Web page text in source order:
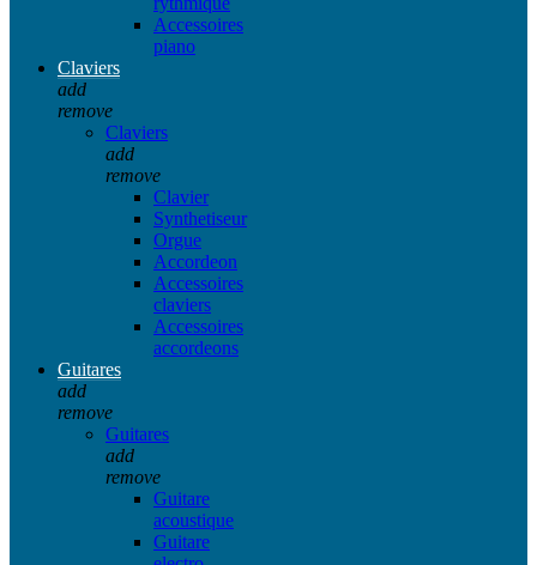
Accessoires
piano
Claviers
add
remove
Claviers
add
remove
Clavier
Synthetiseur
Orgue
Accordeon
Accessoires
claviers
Accessoires
accordeons
Guitares
add
remove
Guitares
add
remove
Guitare
acoustique
Guitare